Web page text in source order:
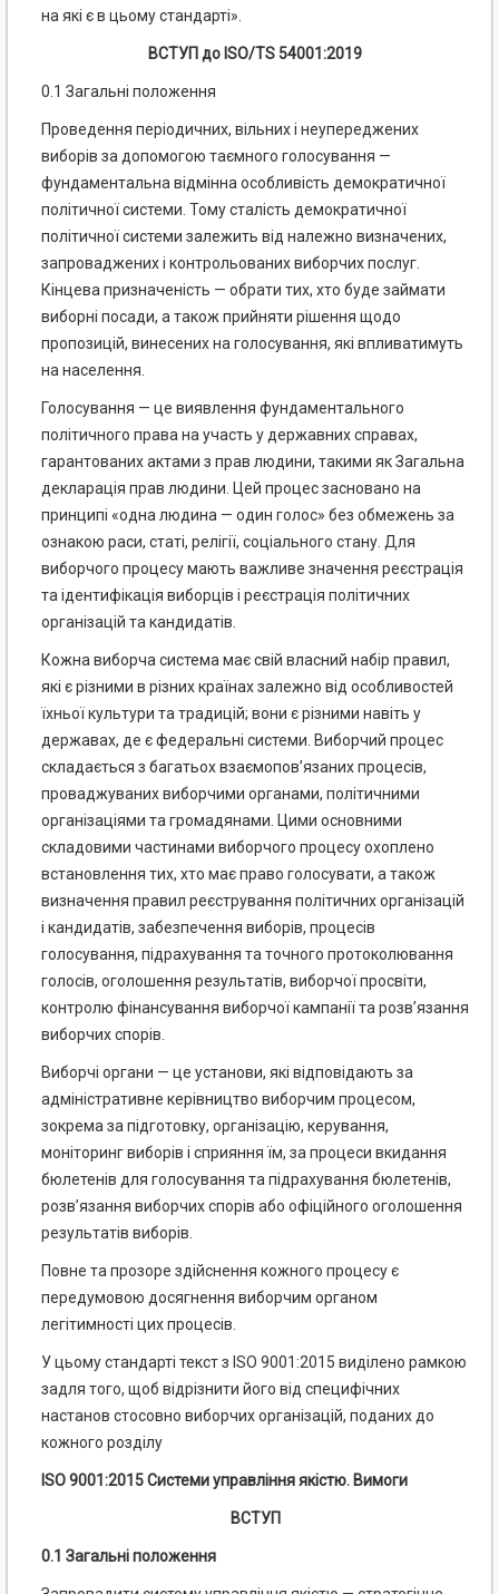
на які є в цьому стандарті».
ВСТУП до ISO/TS 54001:2019
0.1 Загальні положення
Проведення періодичних, вільних і неупереджених
виборів за допомогою таємного голосування —
фундаментальна відмінна особливість демократичної
політичної системи. Тому сталість демократичної
політичної системи залежить від належно визначених,
запроваджених і контрольованих виборчих послуг.
Кінцева призначеність — обрати тих, хто буде займати
виборні посади, а також прийняти рішення щодо
пропозицій, винесених на голосування, які впливатимуть
на населення.
Голосування — це виявлення фундаментального
політичного права на участь у державних справах,
гарантованих актами з прав людини, такими як Загальна
декларація прав людини. Цей процес засновано на
принципі «одна людина — один голос» без обмежень за
ознакою раси, статі, релігії, соціального стану. Для
виборчого процесу мають важливе значення реєстрація
та ідентифікація виборців і реєстрація політичних
організацій та кандидатів.
Кожна виборча система має свій власний набір правил,
які є різними в різних країнах залежно від особливостей
їхньої культури та традицій; вони є різними навіть у
державах, де є федеральні системи. Виборчий процес
складається з багатьох взаємопов’язаних процесів,
проваджуваних виборчими органами, політичними
організаціями та громадянами. Цими основними
складовими частинами виборчого процесу охоплено
встановлення тих, хто має право голосувати, а також
визначення правил реєстрування полі­тичних організацій
і кандидатів, забезпечення виборів, процесів
голосування, підрахування та точного протоколювання
голосів, оголошення результатів, виборчої просвіти,
контролю фінансування виборчої кампанії та розв’язання
виборчих спорів.
Виборчі органи — це установи, які відповідають за
адміністративне керівництво виборчим процесом,
зокрема за підготовку, організацію, керування,
моніторинг виборів і сприяння їм, за процеси вкидання
бюлетенів для голосування та підрахування бюлетенів,
розв’язання виборчих спорів або офіційного оголошення
результатів виборів.
Повне та прозоре здійснення кожного процесу є
передумовою досягнення виборчим органом
легітимності цих процесів.
У цьому стандарті текст з ISO 9001:2015 виділено рамкою
задля того, щоб відрізнити його від специфічних
настанов стосовно виборчих організацій, поданих до
кожного розділу
ISO 9001:2015 Системи управління якістю. Вимоги
ВСТУП
0.1 Загальні положення